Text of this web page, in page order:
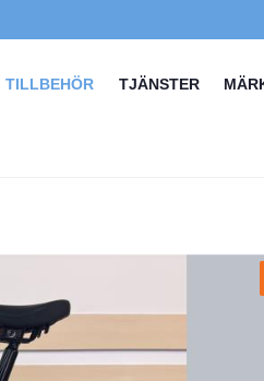
TILLBEHÖR TJÄNSTER